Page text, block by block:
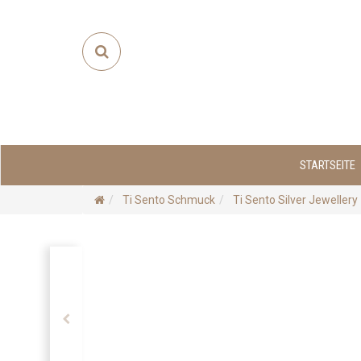
STARTSEITE
Ti Sento Schmuck Ti Sento Silver Jewellery